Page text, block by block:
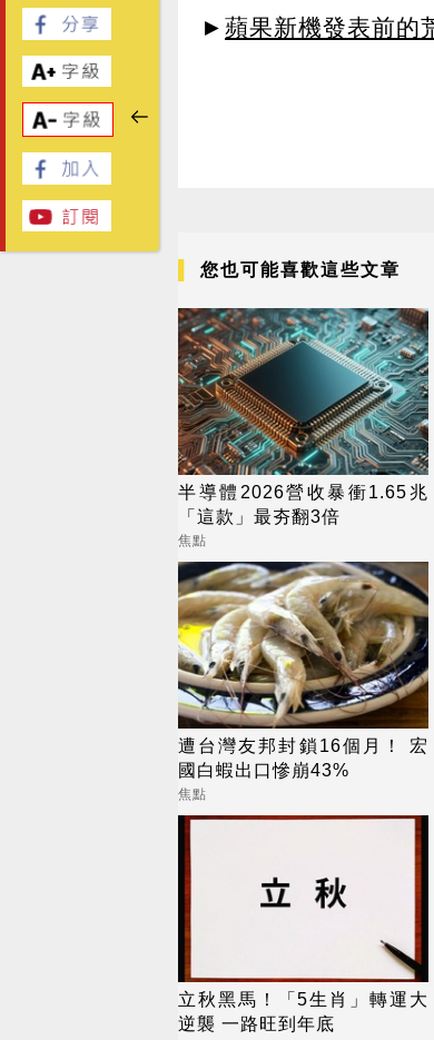
► 蘋果新機發表前的
您也可能喜歡這些文章
半導體2026營收暴衝1.65兆
「這款」最夯翻3倍
焦點
遭台灣友邦封鎖16個月！ 宏
國白蝦出口慘崩43%
焦點
立秋黑馬！「5生肖」轉運大
逆襲 一路旺到年底